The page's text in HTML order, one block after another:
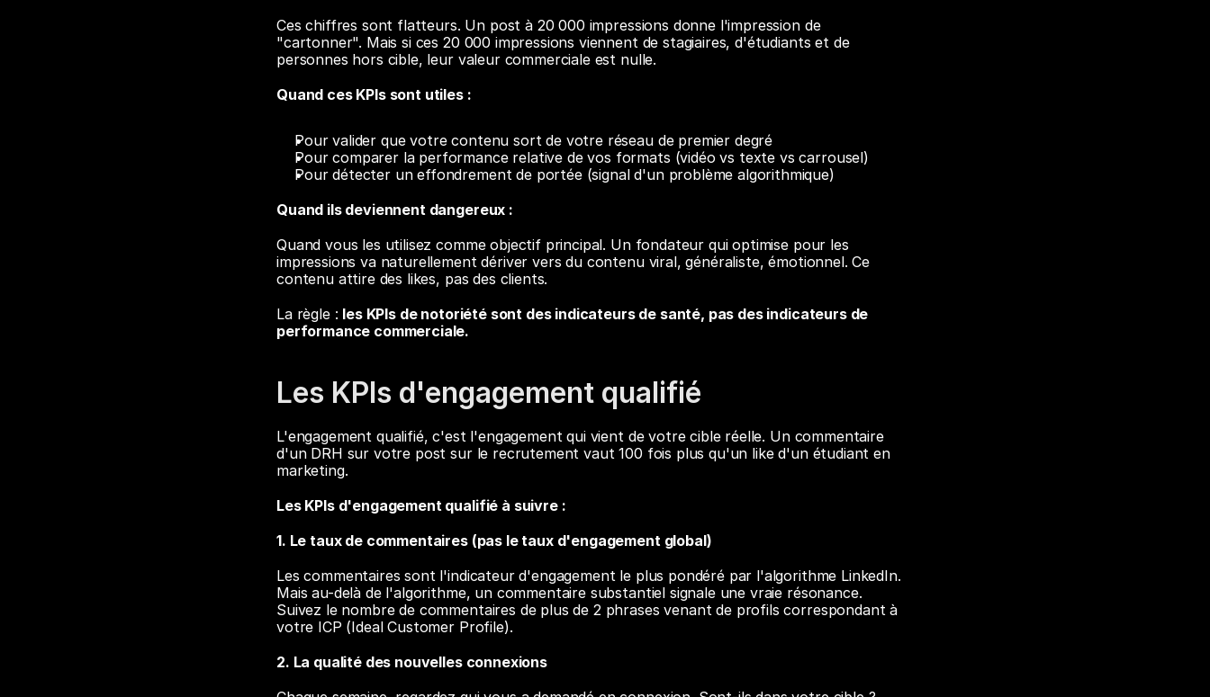
Ces chiffres sont flatteurs. Un post à 20 000 impressions donne l'impression de
"cartonner". Mais si ces 20 000 impressions viennent de stagiaires, d'étudiants et de
personnes hors cible, leur valeur commerciale est nulle.
Quand ces KPIs sont utiles :
Pour valider que votre contenu sort de votre réseau de premier degré
Pour comparer la performance relative de vos formats (vidéo vs texte vs carrousel)
Pour détecter un effondrement de portée (signal d'un problème algorithmique)
Quand ils deviennent dangereux :
Quand vous les utilisez comme objectif principal. Un fondateur qui optimise pour les
impressions va naturellement dériver vers du contenu viral, généraliste, émotionnel. Ce
contenu attire des likes, pas des clients.
La règle : les KPIs de notoriété sont des indicateurs de santé, pas des indicateurs de
performance commerciale.
Les KPIs d'engagement qualifié
L'engagement qualifié, c'est l'engagement qui vient de votre cible réelle. Un commentaire
d'un DRH sur votre post sur le recrutement vaut 100 fois plus qu'un like d'un étudiant en
marketing.
Les KPIs d'engagement qualifié à suivre :
1. Le taux de commentaires (pas le taux d'engagement global)
Les commentaires sont l'indicateur d'engagement le plus pondéré par l'algorithme LinkedIn.
Mais au-delà de l'algorithme, un commentaire substantiel signale une vraie résonance.
Suivez le nombre de commentaires de plus de 2 phrases venant de profils correspondant à
votre ICP (Ideal Customer Profile).
2. La qualité des nouvelles connexions